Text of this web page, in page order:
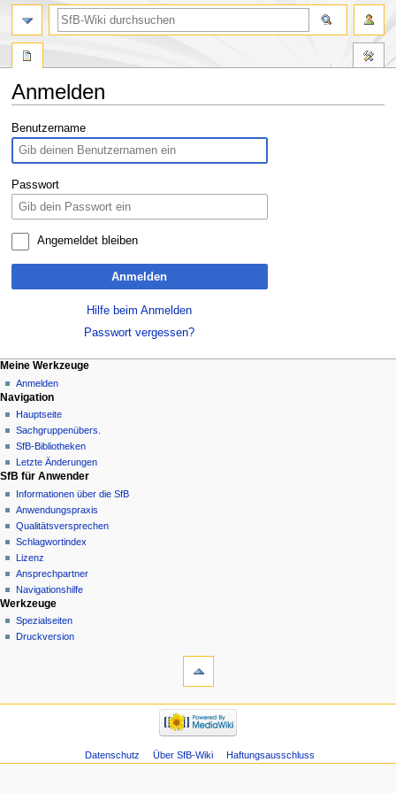
Anmelden
Zur
Navigation
springen
Zur
Suche
springen
Benutzername
Passwort
Angemeldet bleiben
Anmelden
Hilfe beim Anmelden
Passwort vergessen?
Meine Werkzeuge
Anmelden
Navigation
Hauptseite
Sachgruppenübers.
SfB-Bibliotheken
Letzte Änderungen
SfB für Anwender
Informationen über die SfB
Anwendungspraxis
Qualitätsversprechen
Schlagwortindex
Lizenz
Ansprechpartner
Navigationshilfe
Werkzeuge
Spezialseiten
Druckversion
Datenschutz Über SfB-Wiki Haftungsausschluss